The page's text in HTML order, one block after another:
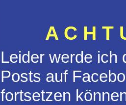
A C H T
Leider werde ich
Posts auf
fortsetzen